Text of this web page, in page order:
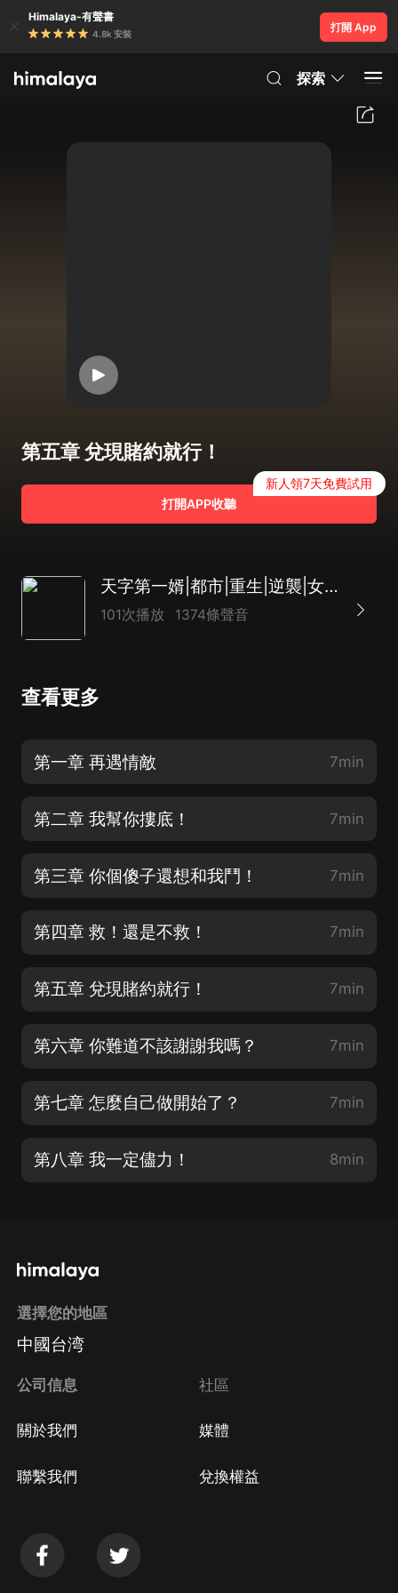
Himalaya-有聲書
4.8k 安裝
打開 App
探索
第五章 兌現賭約就行！
打開APP收聽
新人領7天免費試用
天字第一婿|都市|重生|逆襲|女婿文|賺錢|AI專輯
101次播放 1374條聲音
查看更多
第一章 再遇情敵 7min
第二章 我幫你摟底！ 7min
第三章 你個傻子還想和我鬥！ 7min
第四章 救！還是不救！ 7min
第五章 兌現賭約就行！ 7min
第六章 你難道不該謝謝我嗎？ 7min
第七章 怎麼自己做開始了？ 7min
第八章 我一定儘力！ 8min
選擇您的地區
中國台湾
公司信息
關於我們
聯繫我們
社區
媒體
兌換權益